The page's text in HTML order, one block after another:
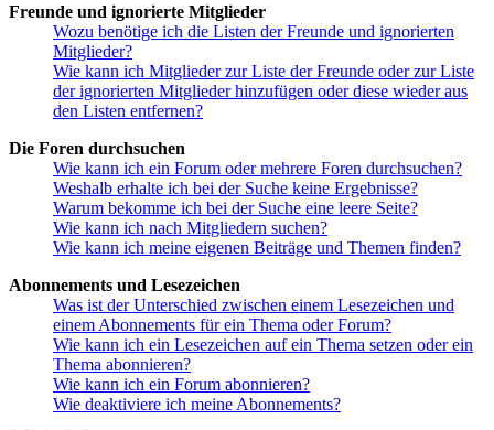
Freunde und ignorierte Mitglieder
Wozu benötige ich die Listen der Freunde und ignorierten
Mitglieder?
Wie kann ich Mitglieder zur Liste der Freunde oder zur Liste
der ignorierten Mitglieder hinzufügen oder diese wieder aus
den Listen entfernen?
Die Foren durchsuchen
Wie kann ich ein Forum oder mehrere Foren durchsuchen?
Weshalb erhalte ich bei der Suche keine Ergebnisse?
Warum bekomme ich bei der Suche eine leere Seite?
Wie kann ich nach Mitgliedern suchen?
Wie kann ich meine eigenen Beiträge und Themen finden?
Abonnements und Lesezeichen
Was ist der Unterschied zwischen einem Lesezeichen und
einem Abonnements für ein Thema oder Forum?
Wie kann ich ein Lesezeichen auf ein Thema setzen oder ein
Thema abonnieren?
Wie kann ich ein Forum abonnieren?
Wie deaktiviere ich meine Abonnements?